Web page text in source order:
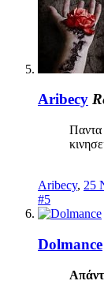
Aribecy
Παντα
Aribecy, 25
#5
Dolmance